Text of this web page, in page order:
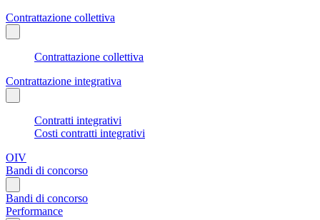
Contrattazione collettiva
Contrattazione collettiva
Contrattazione integrativa
Contratti integrativi
Costi contratti integrativi
OIV
Bandi di concorso
Bandi di concorso
Performance